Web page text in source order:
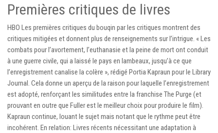
Premières critiques de livres
HBO Les premières critiques du bouqin par les critiques montrent des
critiques mitigées et donnent plus de renseignements sur l’intrigue. « Les
combats pour l’avortement, l’euthanasie et la peine de mort ont conduit
à une guerre civile, qui a laissé le pays en lambeaux, jusqu’à ce que
l’enregistrement canalise la colère », rédigé Portia Kapraun pour le Library
Journal. Cela donne un aperçu de la raison pour laquelle l’enregistrement
est adopté, renforçant les similitudes entre la franchise The Purge (et
prouvant en outre que Fuller est le meilleur choix pour produire le film).
Kapraun continue, louant le sujet mais notant que le rythme peut être
incohérent. En relation: Livres récents nécessitant une adaptation à